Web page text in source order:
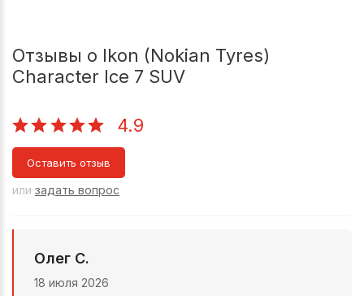
Отзывы о Ikon (Nokian Tyres)
Character Ice 7 SUV
4.9
Оставить отзыв
или задать вопрос
Олег С.
18 июля 2026